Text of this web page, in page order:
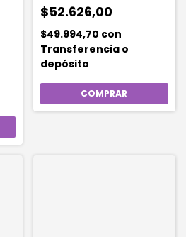
$52.626,00
$49.994,70 con
Transferencia o
depósito